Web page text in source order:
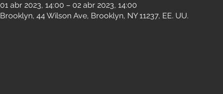
01 abr 2023, 14:00 – 02 abr 2023, 14:00
Brooklyn, 44 Wilson Ave, Brooklyn, NY 11237, EE. UU.